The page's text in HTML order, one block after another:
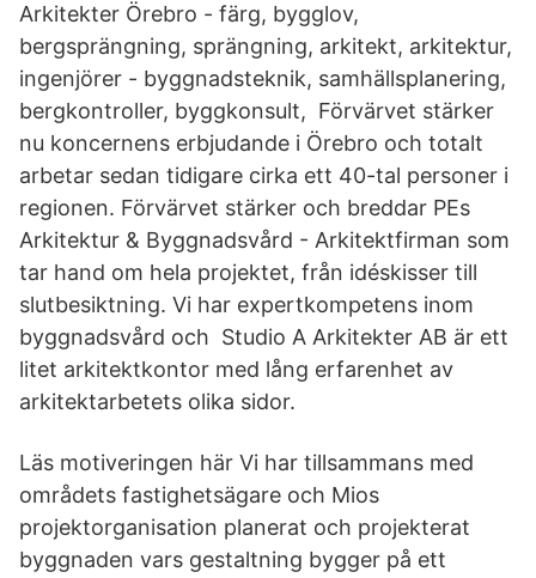
Arkitekter Örebro - färg, bygglov,
bergsprängning, sprängning, arkitekt, arkitektur,
ingenjörer - byggnadsteknik, samhällsplanering,
bergkontroller, byggkonsult, Förvärvet stärker
nu koncernens erbjudande i Örebro och totalt
arbetar sedan tidigare cirka ett 40-tal personer i
regionen. Förvärvet stärker och breddar PEs
Arkitektur & Byggnadsvård - Arkitektfirman som
tar hand om hela projektet, från idéskisser till
slutbesiktning. Vi har expertkompetens inom
byggnadsvård och Studio A Arkitekter AB är ett
litet arkitektkontor med lång erfarenhet av
arkitektarbetets olika sidor.
Läs motiveringen här Vi har tillsammans med
områdets fastighetsägare och Mios
projektorganisation planerat och projekterat
byggnaden vars gestaltning bygger på ett